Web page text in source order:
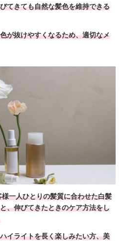
てきても自然な髪色を維持できる
が抜けやすくなるため、適切なメ
一人ひとりの髪質に合わせた白髪
、伸びてきたときのケア方法をし
イライトを長く楽しみたい方、美